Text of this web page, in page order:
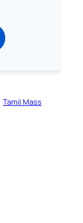
Tamil Mass